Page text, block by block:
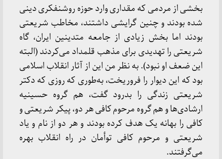
بخشی از مردمی که مقداری وارد حوزه روشنفکری دینی
شده بودند و چنین گرایشی داشتند، مخاطب شریعتی
بودند اما بخش زیادی از جامعه متدینین ایران، گاه
شریعتی را تهدیدی برای مذهب قلمداد می‌کردند (البته
این ضعف او نبود). به نظر من این از آثار انقلاب اسلامی
بود که این دیوار را فروریخت، به‌طوری که روزی که دکتر
شریعتی زندگی را بدرود گفت، هم گروه حسینیه
ارشادی‌ها و هم گروه مرحوم کافی هر دو، پیکر شریعتی و
کافی را بهانه یک هدف کرده بودند و هر دو از نام و یاد
شریعتی و مرحوم کافی توأمان در راه انقلاب بهره
می‌گرفتند.